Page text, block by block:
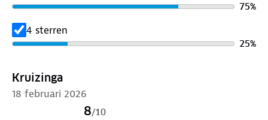
75%
4 sterren
25%
Kruizinga
18 februari 2026
8/10